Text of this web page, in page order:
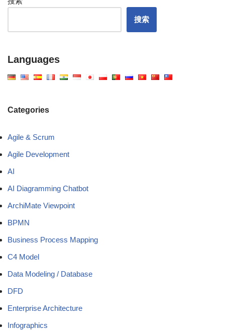
搜索
Languages
Categories
Agile & Scrum
Agile Development
AI
AI Diagramming Chatbot
ArchiMate Viewpoint
BPMN
Business Process Mapping
C4 Model
Data Modeling / Database
DFD
Enterprise Architecture
Infographics